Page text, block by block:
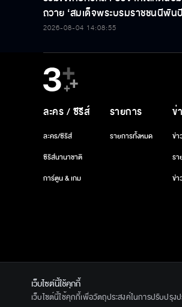
รวมใจไทยทั่วหล้า บริจาคโลหิตน้อม
หลวง’ พร้อมรับตราไปรษณียากรที่
ระลึก 80 พรรษาฯ อันทรงคุณค่า
2026-08-04 14:08:55
ละคร / ซีรีส์
ละคร/ซีรีส์
ซีรีส์นานาชาติ
รายการ ข่
ข่
ร
เว็บไซต์นี้ใช้คุกกี้
เว็บไซต์นี้ใช้คุกกี้เพื่อวัตถุประสงค์ในการปรับปรุง